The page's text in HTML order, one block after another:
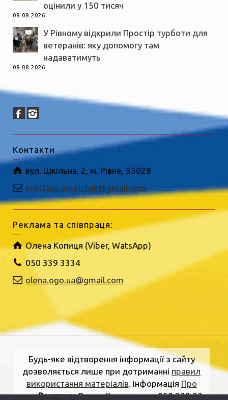
оцінили у 150 тисяч
08.08.2026
У Рівному відкрили Простір турботи для
ветеранів: яку допомогу там
надаватимуть
08.08.2026
Контакти
вул. Шкільна, 2, м. Рівне, 33028
svetlana.omelchuk@gmail.com
Реклама та співпраця:
Олена Копиця (Viber, WatsApp)
050 339 3334
olena.ogo.ua@gmail.com
Будь-яке відтворення інформації з сайту
дозволяється лише при дотриманні правил
використання матеріалів. Інформація Про
нас.Реклама:Олена Копиця, тел. 050 339 33